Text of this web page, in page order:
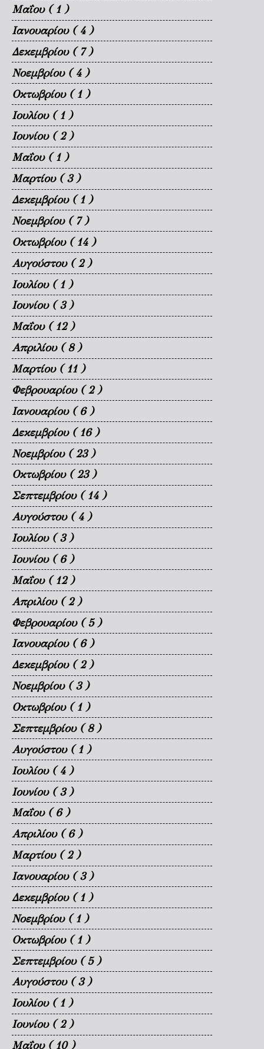
Μαΐου ( 1 )
Ιανουαρίου ( 4 )
Δεκεμβρίου ( 7 )
Νοεμβρίου ( 4 )
Οκτωβρίου ( 1 )
Ιουλίου ( 1 )
Ιουνίου ( 2 )
Μαΐου ( 1 )
Μαρτίου ( 3 )
Δεκεμβρίου ( 1 )
Νοεμβρίου ( 7 )
Οκτωβρίου ( 14 )
Αυγούστου ( 2 )
Ιουλίου ( 1 )
Ιουνίου ( 3 )
Μαΐου ( 12 )
Απριλίου ( 8 )
Μαρτίου ( 11 )
Φεβρουαρίου ( 2 )
Ιανουαρίου ( 6 )
Δεκεμβρίου ( 16 )
Νοεμβρίου ( 23 )
Οκτωβρίου ( 23 )
Σεπτεμβρίου ( 14 )
Αυγούστου ( 4 )
Ιουλίου ( 3 )
Ιουνίου ( 6 )
Μαΐου ( 12 )
Απριλίου ( 2 )
Φεβρουαρίου ( 5 )
Ιανουαρίου ( 6 )
Δεκεμβρίου ( 2 )
Νοεμβρίου ( 3 )
Οκτωβρίου ( 1 )
Σεπτεμβρίου ( 8 )
Αυγούστου ( 1 )
Ιουλίου ( 4 )
Ιουνίου ( 3 )
Μαΐου ( 6 )
Απριλίου ( 6 )
Μαρτίου ( 2 )
Ιανουαρίου ( 3 )
Δεκεμβρίου ( 1 )
Νοεμβρίου ( 1 )
Οκτωβρίου ( 1 )
Σεπτεμβρίου ( 5 )
Αυγούστου ( 3 )
Ιουλίου ( 1 )
Ιουνίου ( 2 )
Μαΐου ( 10 )